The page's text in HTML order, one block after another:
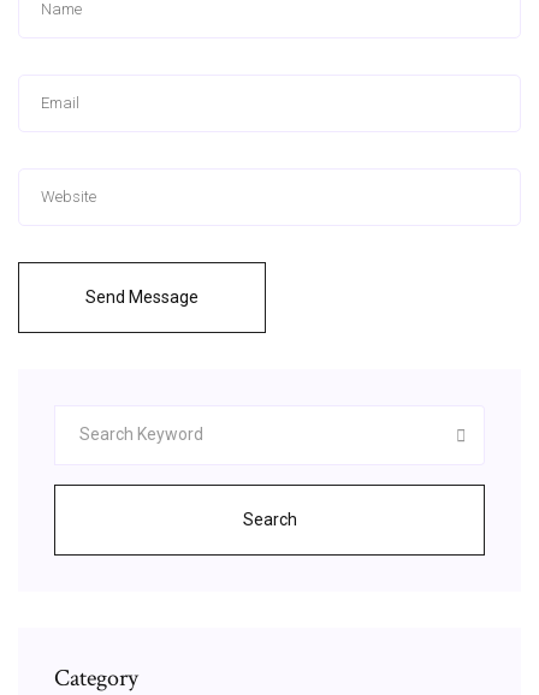
Send Message
Search
Category